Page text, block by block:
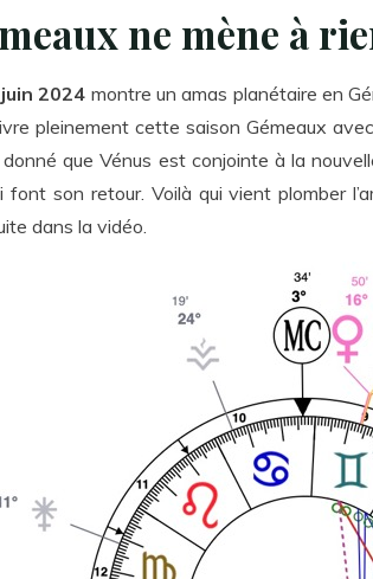
ne mène à
2024 montre un amas planétaire en
pleinement cette saison Gémeaux
que Vénus est conjointe à la
son retour. Voilà qui vient plomber
dans la vidéo.